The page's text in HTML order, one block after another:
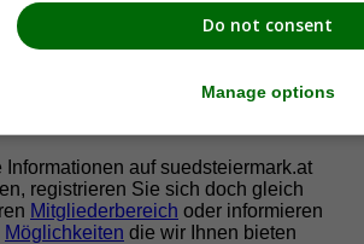
der Möglichkeiten im
Abgerundet wird dieses
zur regionalen
Präsentation der zahlreichen
die
regionale Wirtschaftihren
auf suedsteiermark.at
registrieren Sie sich doch gleich
Mitgliederbereich oder informieren
Möglichkeiten die wir Ihnen bieten
Do not consent
Manage options